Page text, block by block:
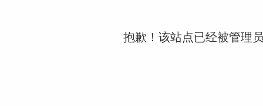
抱歉！该站点已经被管理